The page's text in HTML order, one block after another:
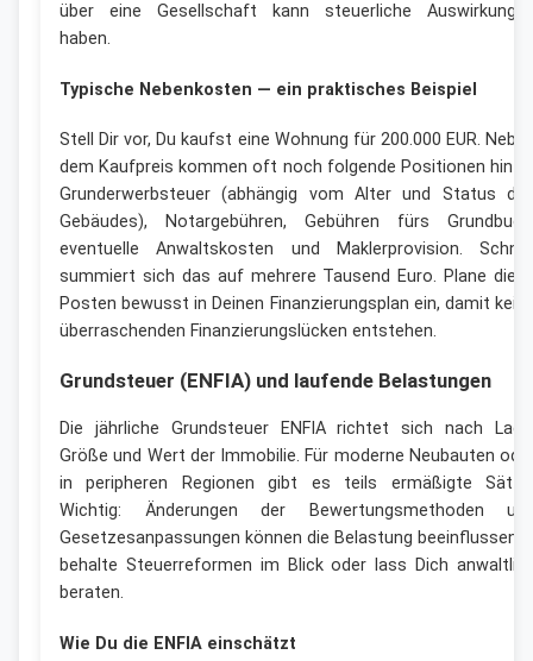
über eine Gesellschaft kann steuerliche
haben.
Typische Nebenkosten — ein praktisches Beispiel
Stell Dir vor, Du kaufst eine Wohnung für 200.000 EUR.
dem Kaufpreis kommen oft noch folgende Positionen
Grunderwerbsteuer (abhängig vom Alter und Status
Gebäudes), Notargebühren, Gebühren fürs
eventuelle Anwaltskosten und Maklerprovision.
summiert sich das auf mehrere Tausend Euro. Plane
Posten bewusst in Deinen Finanzierungsplan ein, damit
überraschenden Finanzierungslücken entstehen.
Grundsteuer (ENFIA) und laufende Belastungen
Die jährliche Grundsteuer ENFIA richtet sich nach
Größe und Wert der Immobilie. Für moderne Neubauten
in peripheren Regionen gibt es teils ermäßigte
Wichtig: Änderungen der Bewertungsmethoden
Gesetzesanpassungen können die Belastung beeinflussen
behalte Steuerreformen im Blick oder lass Dich
beraten.
Wie Du die ENFIA einschätzt